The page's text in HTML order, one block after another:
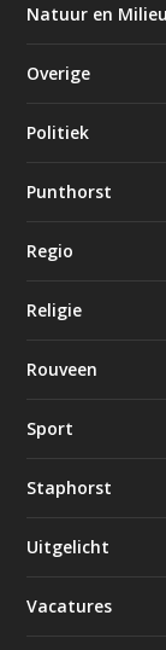
Natuur en Milieu
Overige
Politiek
Punthorst
Regio
Religie
Rouveen
Sport
Staphorst
Uitgelicht
Vacatures